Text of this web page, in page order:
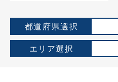
都道府県選択
エリア選択